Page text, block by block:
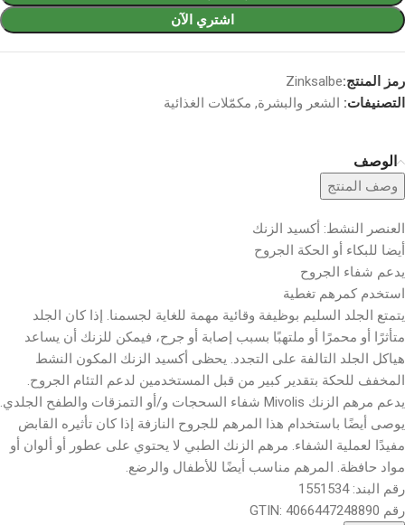
اشتري الآن
رمز المنتج:Zinksalbe
التصنيفات: الشعر والبشرة, مكمّلات الغذائية
الوصف
وصف المنتج
العنصر النشط: أكسيد الزنك
أيضا للبكاء أو الحكة الجروح
يدعم شفاء الجروح
استخدم كمرهم تغطية
يتمتع الجلد السليم بوظيفة وقائية مهمة للغاية لجسمنا. إذا كان الجلد
متأثرًا أو محمرًا أو ملتهبًا بسبب إصابة أو جرح، فيمكن للزنك أن يساعد
هياكل الجلد التالفة على التجدد. يحظى أكسيد الزنك المكون النشط
المخفف للحكة بتقدير كبير من قبل المستخدمين لدعم التئام الجروح.
يدعم مرهم الزنك Mivolis شفاء السحجات و/أو التمزقات والطفح الجلدي.
يوصى أيضًا باستخدام هذا المرهم للجروح النازفة إذا كان تأثيره القابض
مفيدًا لعملية الشفاء. مرهم الزنك الطبي لا يحتوي على عطور أو ألوان أو
مواد حافظة. المرهم مناسب أيضًا للأطفال والرضع.
رقم البند: 1551534
رقم GTIN: 4066447248890